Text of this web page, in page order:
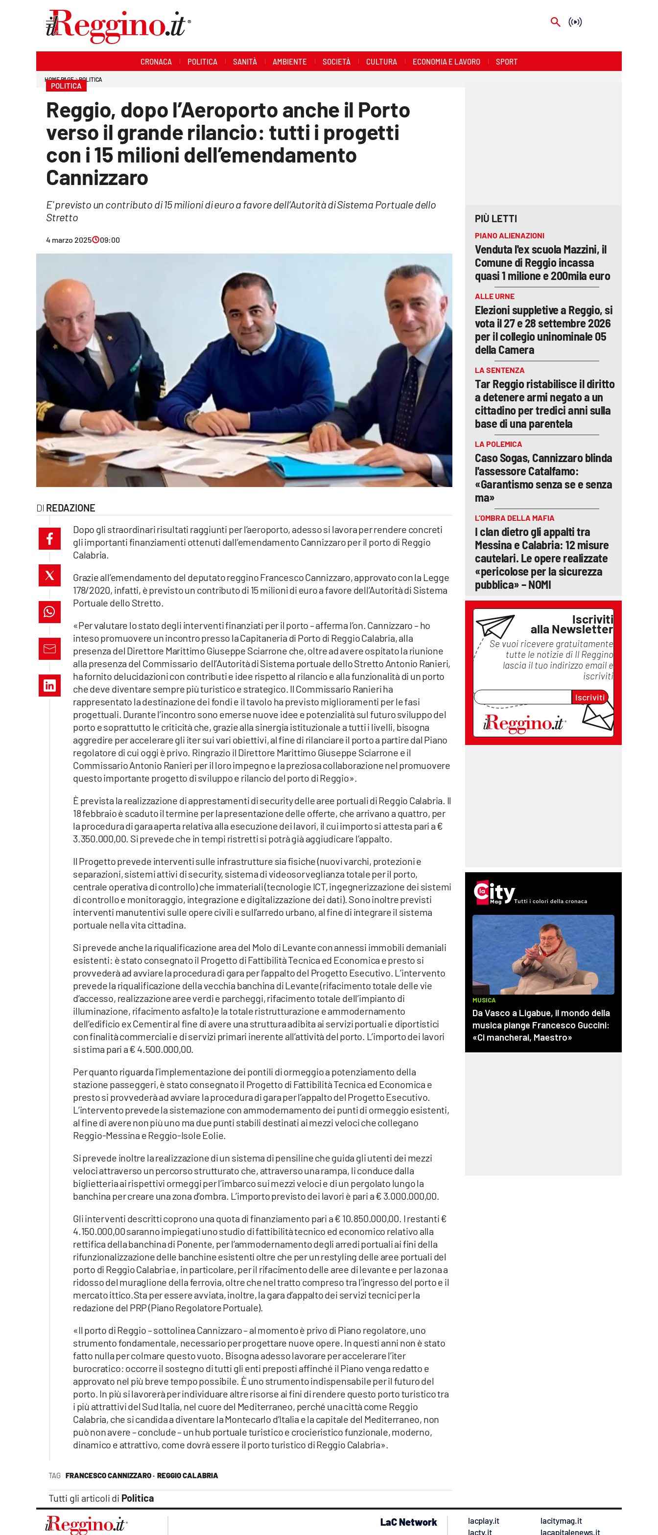
Economia e lavoro
lacapitalenews.it
Vai
CRONACA POLITICA SANITÀ AMBIENTE SOCIETÀ CULTURA ECONOMIA E LAVORO SPORT
HOME PAGE POLITICA
POLITICA
Reggio, dopo l’Aeroporto anche il Porto
verso il grande rilancio: tutti i progetti
con i 15 milioni dell’emendamento
Cannizzaro
E' previsto un contributo di 15 milioni di euro a favore dell’Autorità di Sistema Portuale dello
Stretto
4 marzo 2025 09:00
REDAZIONE
TAG FRANCESCO CANNIZZARO · REGGIO CALABRIA
Tutti gli articoli di Politica
Dopo gli straordinari risultati raggiunti per l’aeroporto, adesso si lavora per rendere concreti
gli importanti finanziamenti ottenuti dall’emendamento Cannizzaro per il porto di Reggio
Calabria.
Grazie all’emendamento del deputato reggino Francesco Cannizzaro, approvato con la Legge
178/2020, infatti, è previsto un contributo di 15 milioni di euro a favore dell’Autorità di Sistema
Portuale dello Stretto.
«Per valutare lo stato degli interventi finanziati per il porto – afferma l’on. Cannizzaro – ho
inteso promuovere un incontro presso la Capitaneria di Porto di Reggio Calabria, alla
presenza del Direttore Marittimo Giuseppe Sciarrone che, oltre ad avere ospitato la riunione
alla presenza del Commissario dell’Autorità di Sistema portuale dello Stretto Antonio Ranieri,
ha fornito delucidazioni con contributi e idee rispetto al rilancio e alla funzionalità di un porto
che deve diventare sempre più turistico e strategico. Il Commissario Ranieri ha
rappresentato la destinazione dei fondi e il tavolo ha previsto miglioramenti per le fasi
progettuali. Durante l’incontro sono emerse nuove idee e potenzialità sul futuro sviluppo del
porto e soprattutto le criticità che, grazie alla sinergia istituzionale a tutti i livelli, bisogna
aggredire per accelerare gli iter sui vari obiettivi, al fine di rilanciare il porto a partire dal Piano
regolatore di cui oggi è privo. Ringrazio il Direttore Marittimo Giuseppe Sciarrone e il
Commissario Antonio Ranieri per il loro impegno e la preziosa collaborazione nel promuovere
questo importante progetto di sviluppo e rilancio del porto di Reggio».
È prevista la realizzazione di apprestamenti di security delle aree portuali di Reggio Calabria. Il
18 febbraio è scaduto il termine per la presentazione delle offerte, che arrivano a quattro, per
la procedura di gara aperta relativa alla esecuzione dei lavori, il cui importo si attesta pari a €
3.350.000,00. Si prevede che in tempi ristretti si potrà già aggiudicare l’appalto.
Il Progetto prevede interventi sulle infrastrutture sia fisiche (nuovi varchi, protezioni e
separazioni, sistemi attivi di security, sistema di videosorveglianza totale per il porto,
centrale operativa di controllo) che immateriali (tecnologie ICT, ingegnerizzazione dei sistemi
di controllo e monitoraggio, integrazione e digitalizzazione dei dati). Sono inoltre previsti
interventi manutentivi sulle opere civili e sull’arredo urbano, al fine di integrare il sistema
portuale nella vita cittadina.
Si prevede anche la riqualificazione area del Molo di Levante con annessi immobili demaniali
esistenti: è stato consegnato il Progetto di Fattibilità Tecnica ed Economica e presto si
provvederà ad avviare la procedura di gara per l’appalto del Progetto Esecutivo. L’intervento
prevede la riqualificazione della vecchia banchina di Levante (rifacimento totale delle vie
d’accesso, realizzazione aree verdi e parcheggi, rifacimento totale dell’impianto di
illuminazione, rifacimento asfalto) e la totale ristrutturazione e ammodernamento
dell’edificio ex Cementir al fine di avere una struttura adibita ai servizi portuali e diportistici
con finalità commerciali e di servizi primari inerente all’attività del porto. L’importo dei lavori
si stima pari a € 4.500.000,00.
Per quanto riguarda l’implementazione dei pontili di ormeggio a potenziamento della
stazione passeggeri, è stato consegnato il Progetto di Fattibilità Tecnica ed Economica e
presto si provvederà ad avviare la procedura di gara per l’appalto del Progetto Esecutivo.
L’intervento prevede la sistemazione con ammodernamento dei punti di ormeggio esistenti,
al fine di avere non più uno ma due punti stabili destinati ai mezzi veloci che collegano
Reggio-Messina e Reggio-Isole Eolie.
Si prevede inoltre la realizzazione di un sistema di pensiline che guida gli utenti dei mezzi
veloci attraverso un percorso strutturato che, attraverso una rampa, li conduce dalla
biglietteria ai rispettivi ormeggi per l’imbarco sui mezzi veloci e di un pergolato lungo la
banchina per creare una zona d’ombra. L’importo previsto dei lavori è pari a € 3.000.000,00.
Gli interventi descritti coprono una quota di finanziamento pari a € 10.850.000,00. I restanti €
4.150.000,00 saranno impiegati uno studio di fattibilità tecnico ed economico relativo alla
rettifica della banchina di Ponente, per l’ammodernamento degli arredi portuali ai fini della
rifunzionalizzazione delle banchine esistenti oltre che per un restyling delle aree portuali del
porto di Reggio Calabria e, in particolare, per il rifacimento delle aree di levante e per la zona a
ridosso del muraglione della ferrovia, oltre che nel tratto compreso tra l’ingresso del porto e il
mercato ittico.Sta per essere avviata, inoltre, la gara d’appalto dei servizi tecnici per la
redazione del PRP (Piano Regolatore Portuale).
«Il porto di Reggio – sottolinea Cannizzaro – al momento è privo di Piano regolatore, uno
strumento fondamentale, necessario per progettare nuove opere. In questi anni non è stato
fatto nulla per colmare questo vuoto. Bisogna adesso lavorare per accelerare l’iter
burocratico: occorre il sostegno di tutti gli enti preposti affinché il Piano venga redatto e
approvato nel più breve tempo possibile. È uno strumento indispensabile per il futuro del
porto. In più si lavorerà per individuare altre risorse ai fini di rendere questo porto turistico tra
i più attrattivi del Sud Italia, nel cuore del Mediterraneo, perché una città come Reggio
Calabria, che si candida a diventare la Montecarlo d’Italia e la capitale del Mediterraneo, non
può non avere – conclude – un hub portuale turistico e crocieristico funzionale, moderno,
dinamico e attrattivo, come dovrà essere il porto turistico di Reggio Calabria».
PIÙ LETTI
PIANO ALIENAZIONI
Venduta l'ex scuola Mazzini, il
Comune di Reggio incassa
quasi 1 milione e 200mila euro
ALLE URNE
Elezioni suppletive a Reggio, si
vota il 27 e 28 settembre 2026
per il collegio uninominale 05
della Camera
LA SENTENZA
Tar Reggio ristabilisce il diritto
a detenere armi negato a un
cittadino per tredici anni sulla
base di una parentela
LA POLEMICA
Caso Sogas, Cannizzaro blinda
l'assessore Catalfamo:
«Garantismo senza se e senza
ma»
L’OMBRA DELLA MAFIA
I clan dietro gli appalti tra
Messina e Calabria: 12 misure
cautelari. Le opere realizzate
«pericolose per la sicurezza
pubblica» – NOMI
Iscriviti
alla Newsletter
Se vuoi ricevere gratuitamente
tutte le notizie di Il Reggino
lascia il tuo indirizzo email e
iscriviti
Iscriviti
LaC Network
lacplay.it
lactv.it
lacitymag.it
lacapitalenews.it